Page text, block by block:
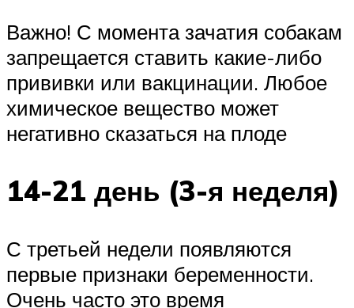
Важно! С момента зачатия собакам
запрещается ставить какие-либо
прививки или вакцинации. Любое
химическое вещество может
негативно сказаться на плоде
14-21 день (3-я неделя)
С третьей недели появляются
первые признаки беременности.
Очень часто это время